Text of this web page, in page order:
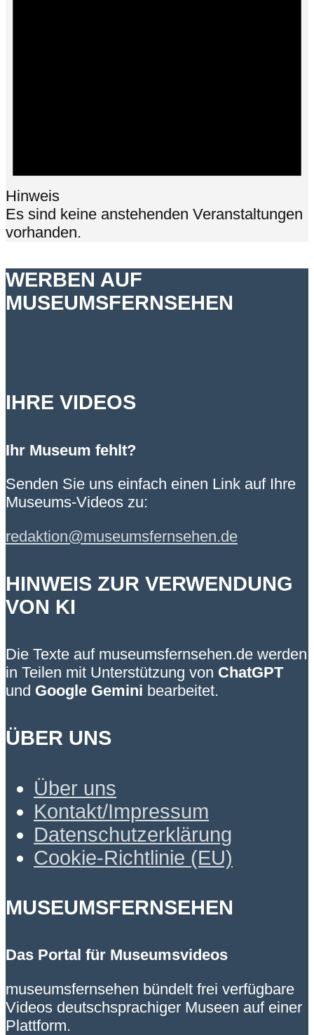
Hinweis
Es sind keine anstehenden Veranstaltungen
vorhanden.
WERBEN AUF
MUSEUMSFERNSEHEN
IHRE VIDEOS
Ihr Museum fehlt?
Senden Sie uns einfach einen Link auf Ihre
Museums-Videos zu:
redaktion@museumsfernsehen.de
HINWEIS ZUR VERWENDUNG
VON KI
Die Texte auf museumsfernsehen.de werden
in Teilen mit Unterstützung von ChatGPT
und Google Gemini bearbeitet.
ÜBER UNS
Über uns
Kontakt/Impressum
Datenschutzerklärung
Cookie-Richtlinie (EU)
MUSEUMSFERNSEHEN
Das Portal für Museumsvideos
museumsfernsehen bündelt frei verfügbare
Videos deutschsprachiger Museen auf einer
Plattform.